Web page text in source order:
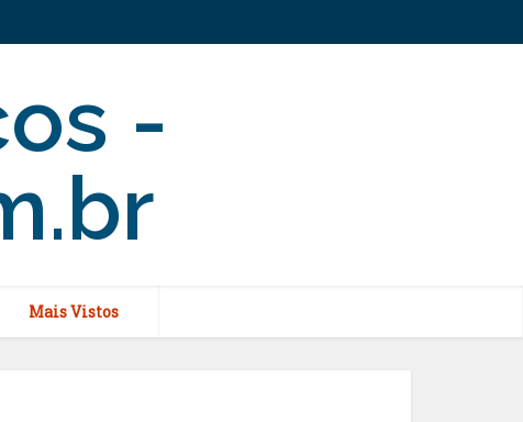
Mais Vistos